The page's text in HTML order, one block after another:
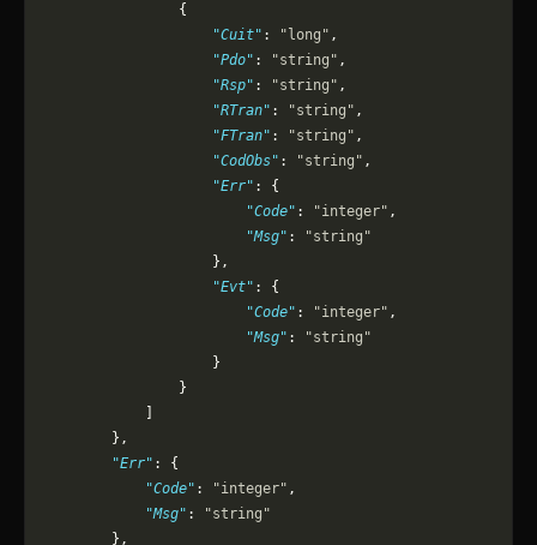
                {
                    "Cuit"
: "long" ,
                    "Pdo"
: "string" ,
                    "Rsp"
: "string" ,
                    "RTran"
: "string" ,
                    "FTran"
: "string" ,
                    "CodObs"
: "string" ,
                    "Err"
: {
                        "Code"
: "integer" ,
                        "Msg"
:
"string"
                    },
                    "Evt"
: {
                        "Code"
: "integer" ,
                        "Msg"
:
"string"
                    }
                }
        },
        "Err"
: {
            "Code"
: "integer" ,
            "Msg"
:
"string"
        },